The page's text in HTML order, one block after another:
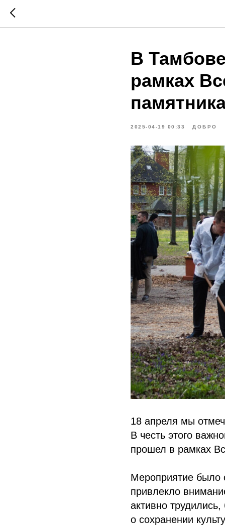
В
рамках
2025-04-19 00:33 ДОБРО
18 апреля мы
В честь этого
прошел в рамках
Мероприятие было
привлекло
активно
о сохранении